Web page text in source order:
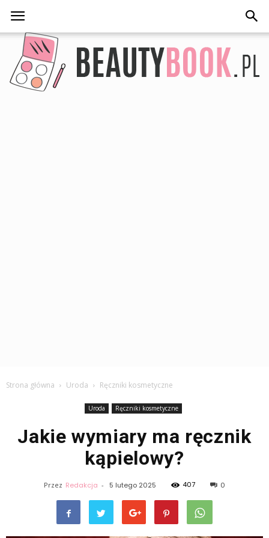
Strona główna Uroda Ręczniki kosmetyczne
Uroda Ręczniki kosmetyczne
Jakie wymiary ma ręcznik
kąpielowy?
Przez Redakcja - 5 lutego 2025 407 0